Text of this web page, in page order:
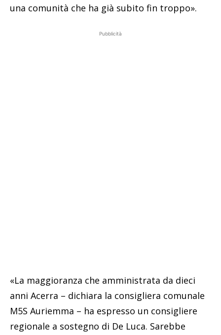
una comunità che ha già subito fin troppo».
Pubblicità
«La maggioranza che amministrata da dieci
anni Acerra – dichiara la consigliera comunale
M5S Auriemma – ha espresso un consigliere
regionale a sostegno di De Luca. Sarebbe